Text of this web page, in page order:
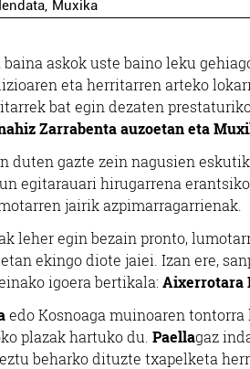
, Muxika
askok uste baino leku
eta herritarren arteko
bat egin dezaten
Zarrabenta auzoetan eta
duten gazte zein nagusien
egitarauari hirugarrena
jairik azpimarragarrienak.
leher egin bezain pronto,
ekingo diote jaiei. Izan ere,
igoera bertikala: Aixerrotara
edo Kosnoaga muinoaren
plazak hartuko du. Paellagaz
beharko dituzte txapelketa